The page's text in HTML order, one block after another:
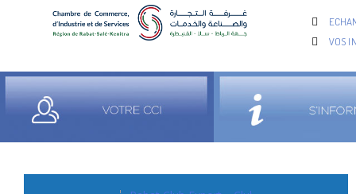
VOS